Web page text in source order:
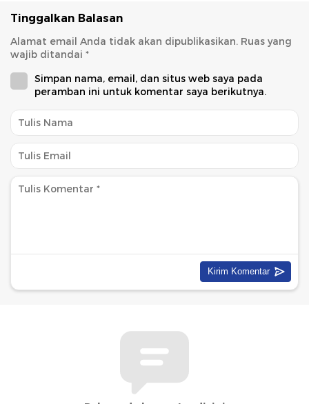
Tinggalkan Balasan
Alamat email Anda tidak akan dipublikasikan. Ruas yang
wajib ditandai *
Simpan nama, email, dan situs web saya pada
peramban ini untuk komentar saya berikutnya.